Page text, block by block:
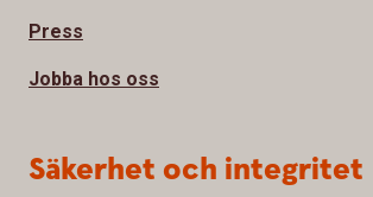
Press
Jobba hos oss
Säkerhet och integritet